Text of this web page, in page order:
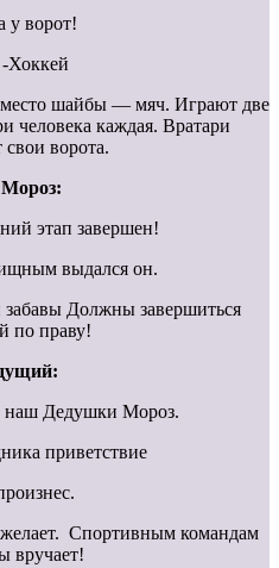
у ворот!
Хоккей
шайбы — мяч. Играют две
человека каждая. Вратари
ворота.
Мороз:
этап завершен!
выдался он.
Должны завершиться
по праву!
наш Дедушки Мороз.
приветствие
Спортивным командам
вручает!